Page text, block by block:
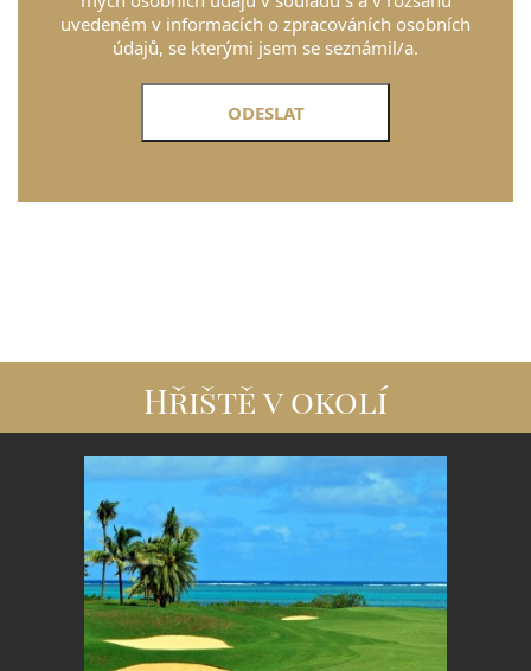
uvedeném v informacích o zpracováních osobních
údajů, se kterými jsem se seznámil/a.
Hřiště v okolí